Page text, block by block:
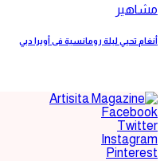
مشاهير
أنغام تحيي ليلة رومانسية فى أوبرا دبي
Facebook
Twitter
Instagram
Pinterest